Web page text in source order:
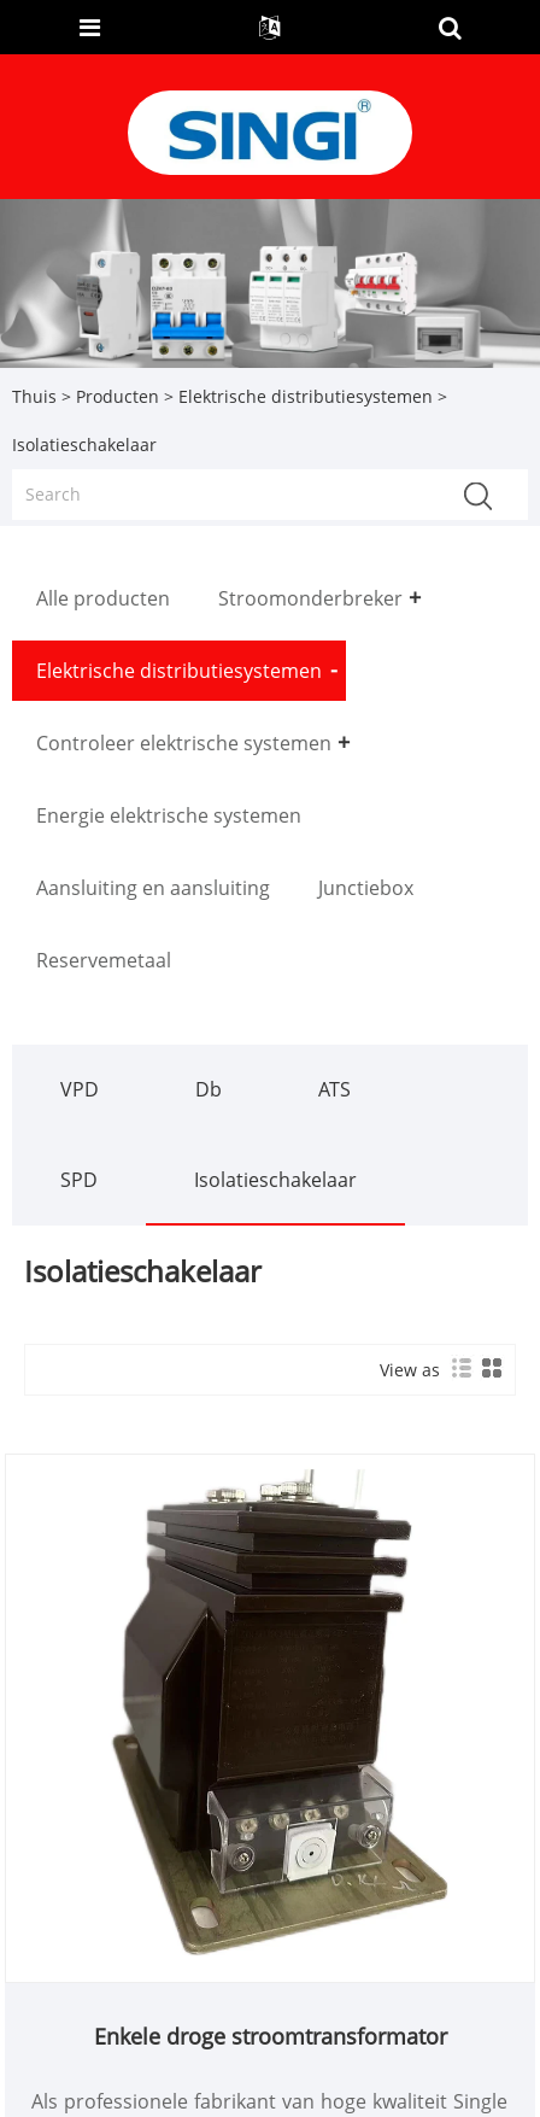
Thuis > Producten > Elektrische distributiesystemen >
Isolatieschakelaar
Alle producten Stroomonderbreker
Elektrische distributiesystemen
Controleer elektrische systemen
Energie elektrische systemen
Aansluiting en aansluiting Junctiebox
Reservemetaal
VPD Db ATS
SPD Isolatieschakelaar
Isolatieschakelaar
View as
Enkele droge stroomtransformator
Als professionele fabrikant van hoge kwaliteit Single